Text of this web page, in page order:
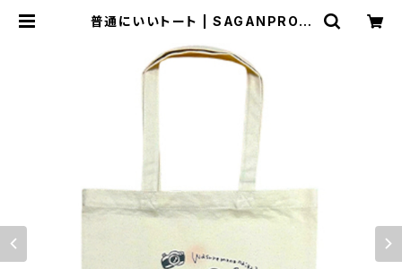
普通にいいトート | SAGANPROオ